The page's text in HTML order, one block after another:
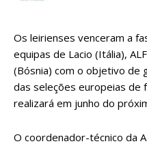
Os leirienses venceram a
equipas de Lacio (Itália),
(Bósnia) com o objetivo de
das seleções europeias de
realizará em junho do
O coordenador-técnico da